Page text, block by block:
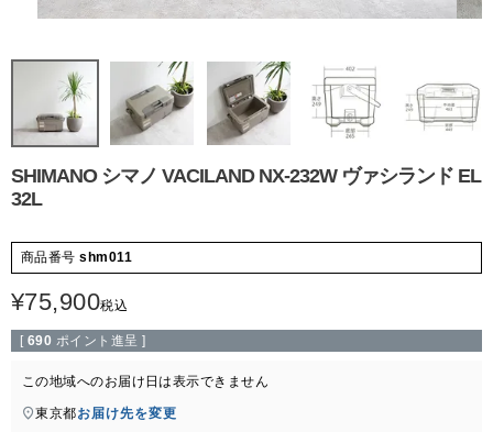
SHIMANO シマノ VACILAND NX-232W ヴァシランド EL
32L
商品番号 shm011
¥75,900税込
[ 690 ポイント進呈 ]
この地域へのお届け日は表示できません
東京都お届け先を変更